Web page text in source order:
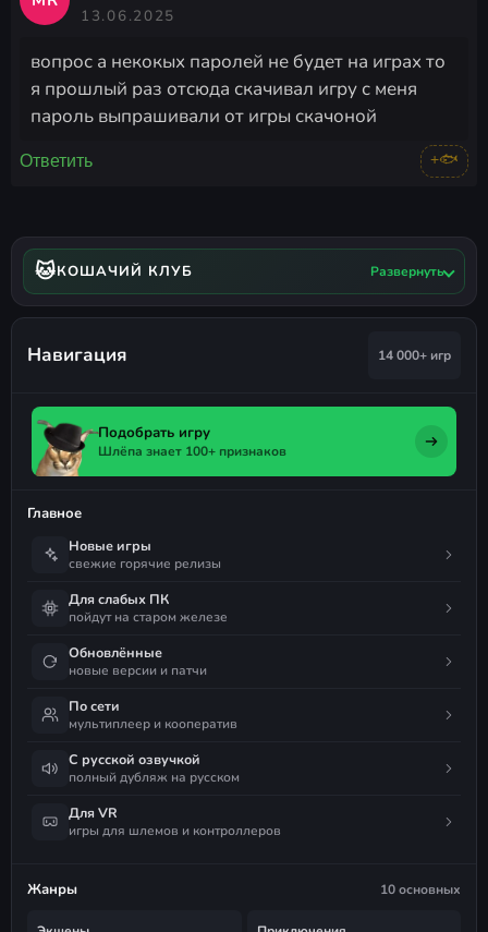
13.06.2025
вопрос а некокых паролей не будет на играх то
я прошлый раз отсюда скачивал игру с меня
пароль выпрашивали от игры скачоной
Ответить +🐟
🐱КОШАЧИЙ КЛУБ Развернуть
Навигация 14 000+ игр
Подобрать игру
Шлёпа знает 100+ признаков
Главное
Новые игры
свежие горячие релизы
Для слабых ПК
пойдут на старом железе
Обновлённые
новые версии и патчи
По сети
мультиплеер и кооператив
С русской озвучкой
полный дубляж на русском
Для VR
игры для шлемов и контроллеров
Жанры 10 основных